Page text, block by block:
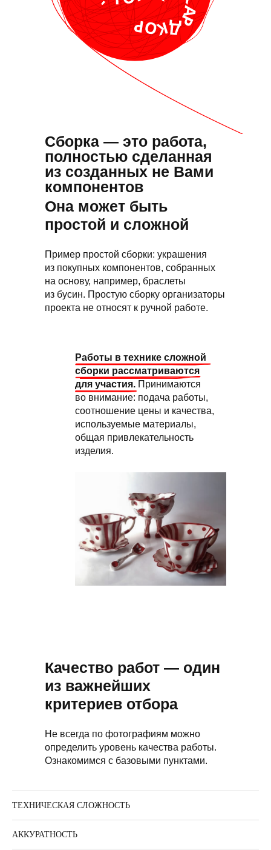
Сборка — это работа,
полностью сделанная
из созданных не Вами
компонентов
Пример простой сборки: украшения
из покупных компонентов, собранных
на основу, например, браслеты
из бусин. Простую сборку организаторы
проекта не относят к ручной работе.
Она может быть
простой и сложной
Работы в технике сложной
сборки рассматриваются
для участия. Принимаются
во внимание: подача работы,
соотношение цены и качества,
используемые материалы,
общая привлекательность
изделия.
Качество работ — один
из важнейших
критериев отбора
Не всегда по фотографиям можно
определить уровень качества работы.
Ознакомимся с базовыми пунктами.
ТЕХНИЧЕСКАЯ СЛОЖНОСТЬ
АККУРАТНОСТЬ